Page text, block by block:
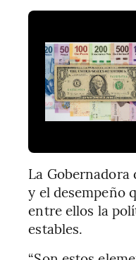
La
y el desempeño
entre ellos la
estables.